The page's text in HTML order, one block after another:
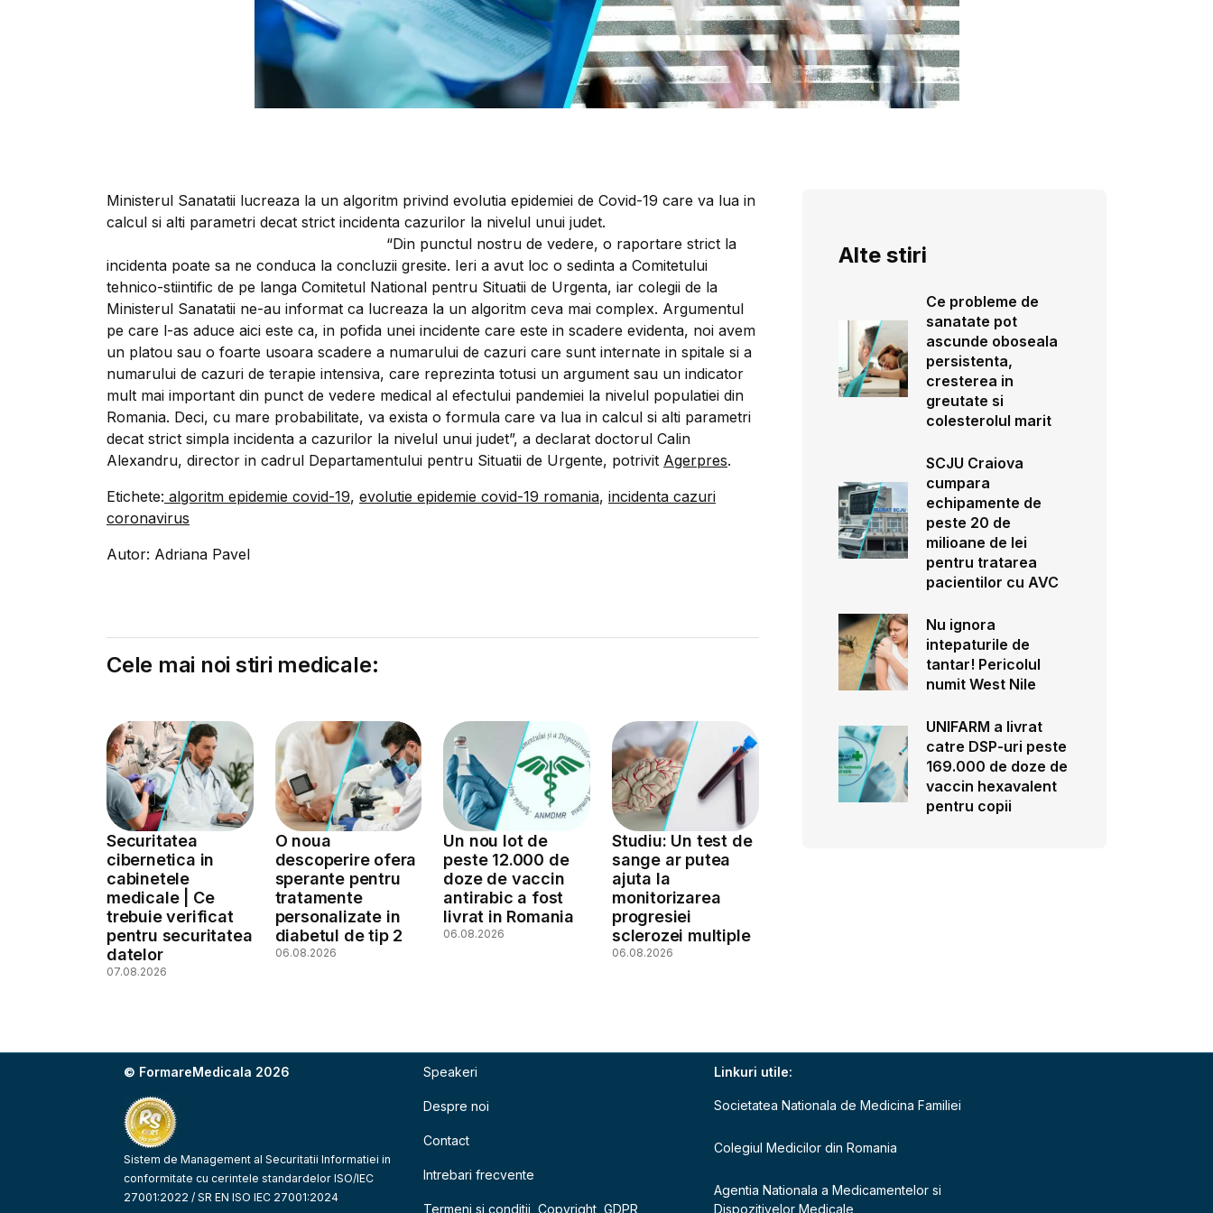
Ministerul Sanatatii lucreaza la un algoritm privind evolutia epidemiei de Covid-19 care va lua in
calcul si alti parametri decat strict incidenta cazurilor la nivelul unui judet.
“Din punctul nostru de vedere, o raportare strict la
incidenta poate sa ne conduca la concluzii gresite. Ieri a avut loc o sedinta a Comitetului
tehnico-stiintific de pe langa Comitetul National pentru Situatii de Urgenta, iar colegii de la
Ministerul Sanatatii ne-au informat ca lucreaza la un algoritm ceva mai complex. Argumentul
pe care l-as aduce aici este ca, in pofida unei incidente care este in scadere evidenta, noi avem
un platou sau o foarte usoara scadere a numarului de cazuri care sunt internate in spitale si a
numarului de cazuri de terapie intensiva, care reprezinta totusi un argument sau un indicator
mult mai important din punct de vedere medical al efectului pandemiei la nivelul populatiei din
Romania. Deci, cu mare probabilitate, va exista o formula care va lua in calcul si alti parametri
decat strict simpla incidenta a cazurilor la nivelul unui judet”, a declarat doctorul Calin
Alexandru, director in cadrul Departamentului pentru Situatii de Urgente, potrivit Agerpres.
Etichete: algoritm epidemie covid-19, evolutie epidemie covid-19 romania, incidenta cazuri
coronavirus
Autor: Adriana Pavel
Cele mai noi stiri medicale:
Securitatea
cibernetica in
cabinetele
medicale | Ce
trebuie verificat
pentru securitatea
datelor
07.08.2026
O noua
descoperire ofera
sperante pentru
tratamente
personalizate in
diabetul de tip 2
06.08.2026
Un nou lot de
peste 12.000 de
doze de vaccin
antirabic a fost
livrat in Romania
06.08.2026
Studiu: Un test de
sange ar putea
ajuta la
monitorizarea
progresiei
sclerozei multiple
06.08.2026
Alte stiri
Ce probleme de
sanatate pot
ascunde oboseala
persistenta,
cresterea in
greutate si
colesterolul marit
SCJU Craiova
cumpara
echipamente de
peste 20 de
milioane de lei
pentru tratarea
pacientilor cu AVC
Nu ignora
intepaturile de
tantar! Pericolul
numit West Nile
UNIFARM a livrat
catre DSP-uri peste
169.000 de doze de
vaccin hexavalent
pentru copii
© FormareMedicala 2026
Sistem de Management al Securitatii Informatiei in
conformitate cu cerintele standardelor ISO/IEC
27001:2022 / SR EN ISO IEC 27001:2024
Speakeri
Despre noi
Contact
Intrebari frecvente
Termeni si conditii, Copyright, GDPR
Linkuri utile:
Societatea Nationala de Medicina Familiei
Colegiul Medicilor din Romania
Agentia Nationala a Medicamentelor si
Dispozitivelor Medicale